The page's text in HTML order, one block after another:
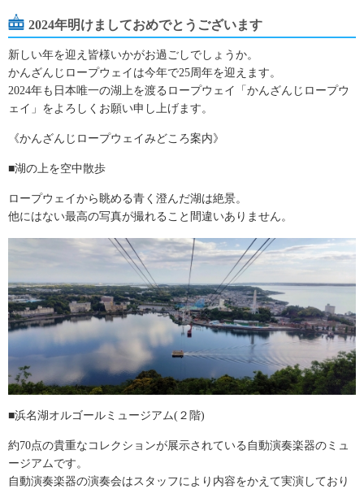
2024年明けましておめでとうございます
新しい年を迎え皆様いかがお過ごしでしょうか。
かんざんじロープウェイは今年で25周年を迎えます。
2024年も日本唯一の湖上を渡るロープウェイ「かんざんじロープウ
ェイ」をよろしくお願い申し上げます。
《かんざんじロープウェイみどころ案内》
■湖の上を空中散歩
ロープウェイから眺める青く澄んだ湖は絶景。
他にはない最高の写真が撮れること間違いありません。
■浜名湖オルゴールミュージアム(２階)
約70点の貴重なコレクションが展示されている自動演奏楽器のミュ
ージアムです。
自動演奏楽器の演奏会はスタッフにより内容をかえて実演しており